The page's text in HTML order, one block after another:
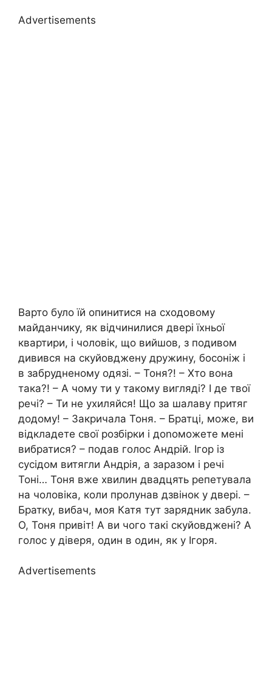
Advertisements
Варто було їй опинитися на сходовому
майданчику, як відчинилися двері їхньої
квартири, і чоловік, що вийшов, з подивом
дивився на скуйовджену дружину, босоніж і
в забрудненому одязі. – Тоня?! – Хто вона
така?! – А чому ти у такому вигляді? І де твої
речі? – Ти не ухиляйся! Що за шалаву притяг
додому! – Закричала Тоня. – Братці, може, ви
відкладете свої розбірки і доnоможете мені
вибратися? – подав голос Андрій. Ігор із
сусідом витягли Андрія, а заразом і речі
Тоні… Тоня вже хвилин двадцять репетувала
на чоловіка, коли пролунав дзвінок у двері. –
Братку, вибач, моя Катя тут зарядник забула.
О, Тоня привіт! А ви чого такі скуйовджені? А
голос у діверя, один в один, як у Ігоря.
Advertisements